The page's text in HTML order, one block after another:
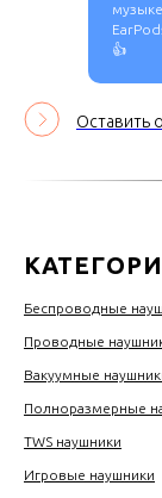
👍
Оставить
Беспроводные
Проводные
Вакуумные
Полноразмерные
TWS наушники
Игровые наушники